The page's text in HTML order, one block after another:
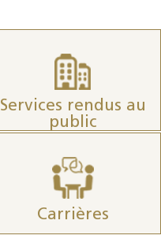
Services rendus au
public
Carrières